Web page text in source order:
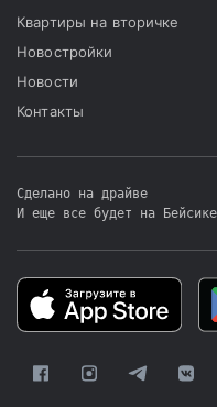
Квартиры на вторичке
Новостройки
Новости
Контакты
Сделано на драйве
И еще все будет на Бейсике